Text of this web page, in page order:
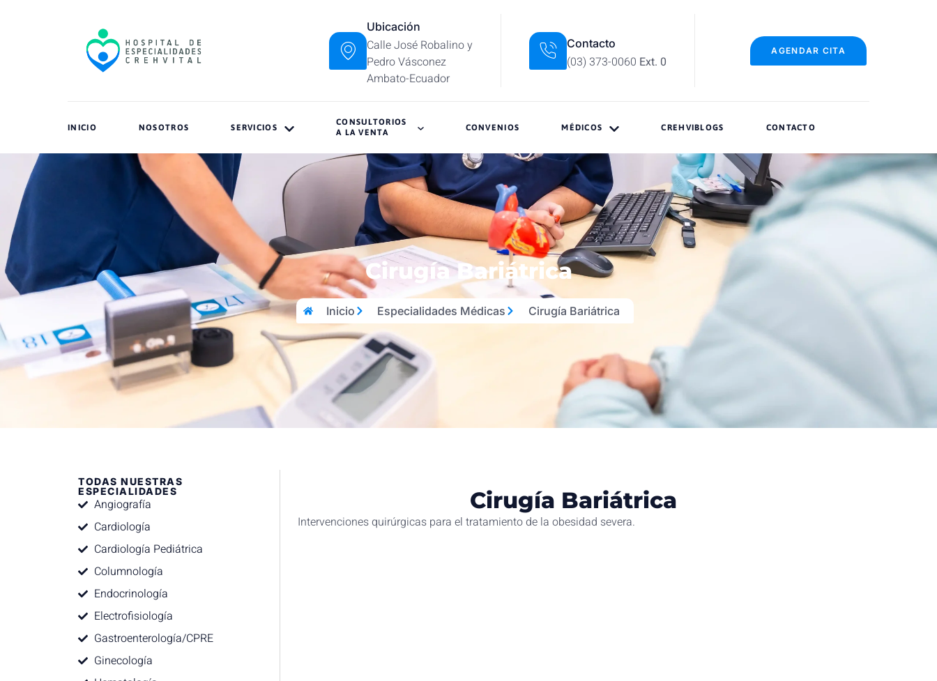
Ubicación
Calle José Robalino y
Pedro Vásconez
Ambato-Ecuador
Contacto
(03) 373-0060 Ext. 0
AGENDAR CITA
INICIO NOSOTROS SERVICIOS
CONSULTORIOS
A LA VENTA
CONVENIOS MÉDICOS CREHVIBLOGS CONTACTO
Cirugía Bariátrica
Inicio Especialidades Médicas Cirugía Bariátrica
TODAS NUESTRAS
ESPECIALIDADES
Angiografía
Cardiología
Cardiología Pediátrica
Columnología
Endocrinología
Electrofisiología
Gastroenterología/CPRE
Ginecología
Cirugía Bariátrica
Intervenciones quirúrgicas para el tratamiento de la obesidad severa.